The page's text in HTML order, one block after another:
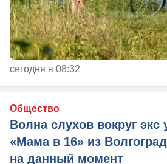
сегодня в 08:32
Общество
Волна слухов вокруг
«Мама в 16» из
на данный момент